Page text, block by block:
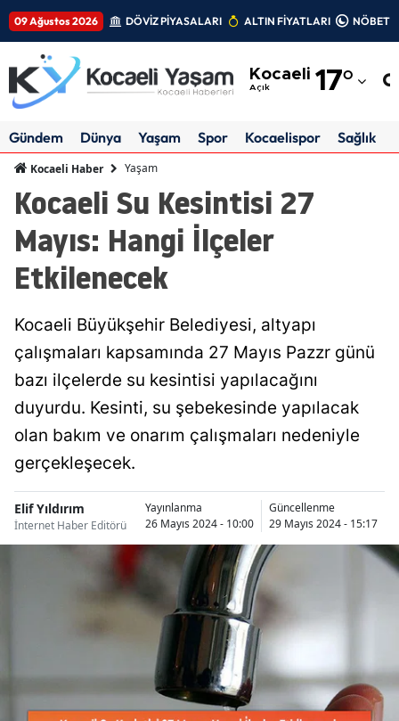
09 Ağustos 2026 DÖVİZ PİYASALARI ALTIN FİYATLARI
Kocaeli
Açık 17°
Adıyaman
Amasya
Ankara
Aydın
Balıkesir
Bilecik
Bitlis
Bolu
Burdur
Bursa
Çanakkale
Çankırı
Çorum
Gündem Dünya Yaşam Spor Kocaelispor Sağlık
Kocaeli Haber Yaşam
Kocaeli Su Kesintisi 27
Mayıs: Hangi İlçeler
Etkilenecek
Kocaeli Büyükşehir Belediyesi, altyapı
çalışmaları kapsamında 27 Mayıs Pazzr günü
bazı ilçelerde su kesintisi yapılacağını
duyurdu. Kesinti, su şebekesinde yapılacak
olan bakım ve onarım çalışmaları nedeniyle
gerçekleşecek.
Elif Yıldırım
İnternet Haber Editörü
Yayınlanma
26 Mayıs 2024 - 10:00
Güncellenme
29 Mayıs 2024 - 15:17